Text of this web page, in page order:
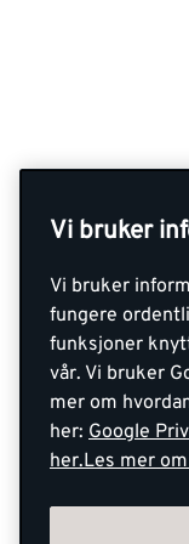
Vi bruker
Vi bruker
fungere
funksjoner
vår. Vi bruker
mer om
her: Google
her.Les mer